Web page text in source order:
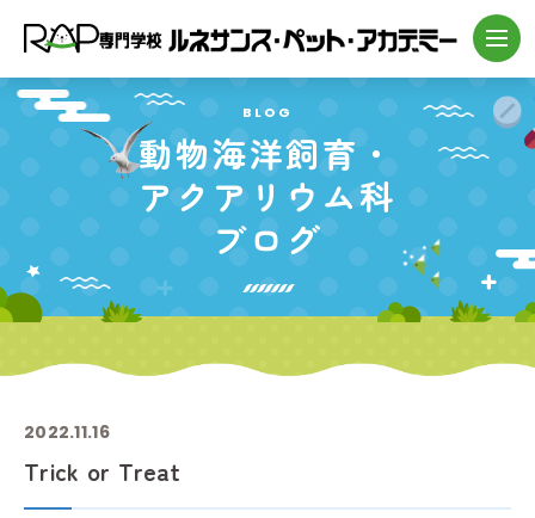
BLOG
動物海洋飼育・
アクアリウム科
ブログ
2022.11.16
Trick or Treat